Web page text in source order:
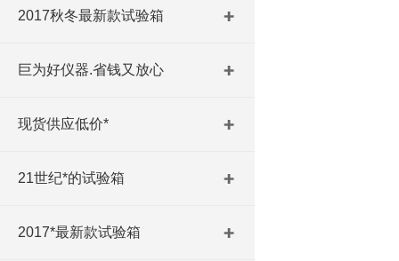
2017秋冬最新款试验箱
巨为好仪器.省钱又放心
现货供应低价*
21世纪*的试验箱
2017*最新款试验箱